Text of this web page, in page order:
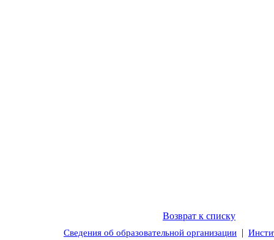
Возврат к списку
Сведения об образовательной организации |